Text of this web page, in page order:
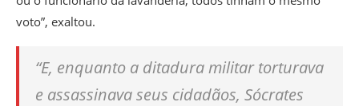
voto”, exaltou.
“E, enquanto a ditadura militar torturava
e assassinava seus cidadãos, Sócrates